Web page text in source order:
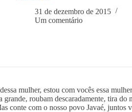
31 de dezembro de 2015
Um comentário
mulher, estou com vocês essa
grande, roubam descaradamente, tira
conte com o nosso povo Javaé, juntos